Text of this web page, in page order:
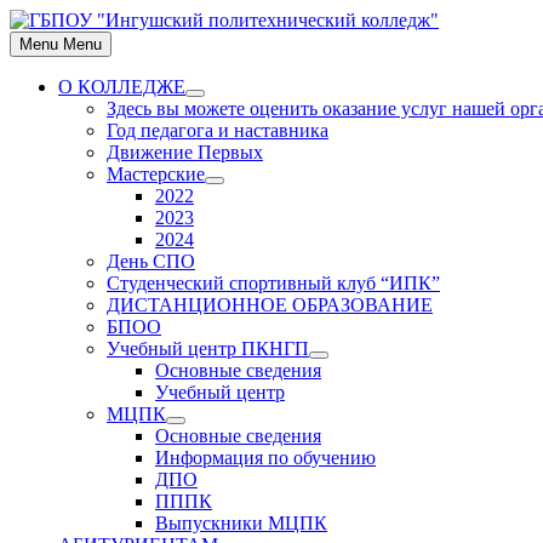
Skip
to
content
Menu Menu
О КОЛЛЕДЖЕ
Show
sub
menu
Здесь вы можете оценить оказание услуг нашей
Год педагога и наставника
Движение Первых
Мастерские
Show
2022
2023
2024
День СПО
Студенческий спортивный клуб “ИПК”
ДИСТАНЦИОННОЕ ОБРАЗОВАНИЕ
БПОО
Учебный центр ПКНГП
Show
sub
Основные сведения
Учебный центр
МЦПК
Show
sub
menu
Основные сведения
Информация по обучению
ДПО
ПППК
Выпускники МЦПК